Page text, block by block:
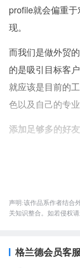
profile就会偏重
现。
而我们是做外贸
的是吸引目标客
就应该是目前的
色以及自己的专业
添加足够多的好友
有足够的
那么我们应该怎
通过group加人以
声明:该作品系作者结合
关知识整合。如若侵权
格兰德会员客